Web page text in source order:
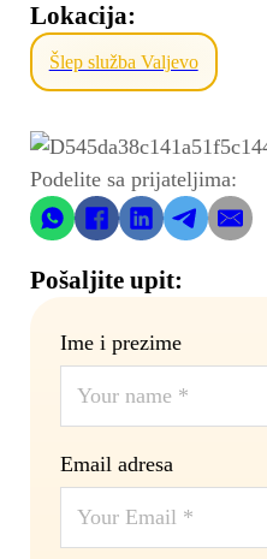
Lokacija:
Šlep služba Valjevo
Podelite sa prijateljima:
Pošaljite upit:
Ime i prezime
Email adresa